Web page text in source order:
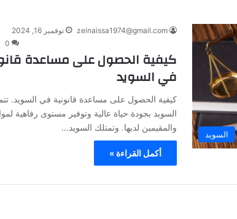
السويد
zeinaissa1974@gmail.com
نوفمبر 16, 2024
0
كيفية الحصول على مساعدة
في السويد
كيفية الحصول على مساعدة قانونية في السويد.
السويد بجودة حياة عالية وتوفير مستوى رفاهية
والمقيمين لديها. وتمتلك السويد…
أكمل القراءة »